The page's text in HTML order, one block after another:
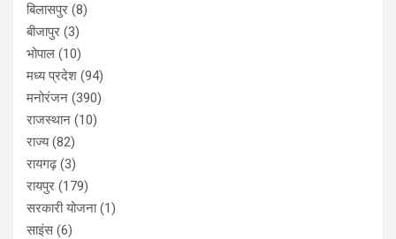
बिलासपुर (8)
बीजापुर (3)
भोपाल (10)
मध्य प्रदेश (94)
मनोरंजन (390)
राजस्थान (10)
राज्य(82)
रायगढ़(3)
रायपुर (179)
सरकारी योजना(1)
साइंस(6)